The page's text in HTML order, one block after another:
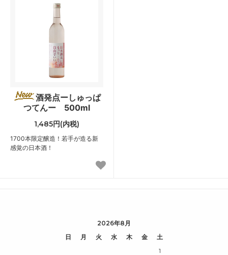
酒発点ーしゅっぱ
つてんー 500ml
1,485円(内税)
1700本限定醸造！若手が造る新
感覚の日本酒！
2026年8月
日
月 火 水 木 金
土
1